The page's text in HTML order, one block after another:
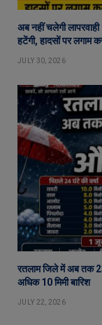
अब नहीं चलेगी
हटेंगी, हादसों पर लगाम
JULY 30, 2026
रतलाम जिले में अब तक
अधिक 10 मिमी बारिश
JULY 22, 2026